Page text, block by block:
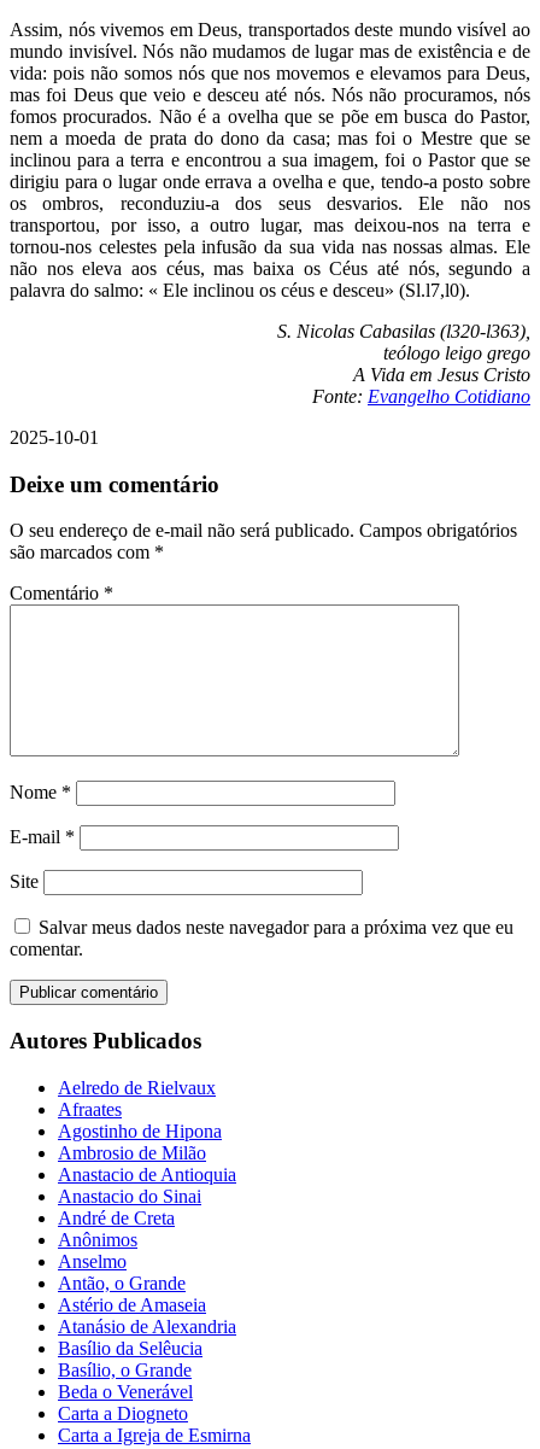
Assim, nós vivemos em Deus, transportados deste mundo visível ao
mundo invisível. Nós não mudamos de lugar mas de existência e de
vida: pois não somos nós que nos movemos e elevamos para Deus,
mas foi Deus que veio e desceu até nós. Nós não procuramos, nós
fomos procurados. Não é a ovelha que se põe em busca do Pastor,
nem a moeda de prata do dono da casa; mas foi o Mestre que se
inclinou para a terra e encontrou a sua imagem, foi o Pastor que se
dirigiu para o lugar onde errava a ovelha e que, tendo-a posto sobre
os ombros, reconduziu-a dos seus desvarios. Ele não nos
transportou, por isso, a outro lugar, mas deixou-nos na terra e
tornou-nos celestes pela infusão da sua vida nas nossas almas. Ele
não nos eleva aos céus, mas baixa os Céus até nós, segundo a
palavra do salmo: « Ele inclinou os céus e desceu» (Sl.l7,l0).
S. Nicolas Cabasilas (l320-l363),
teólogo leigo grego
A Vida em Jesus Cristo
Fonte: Evangelho Cotidiano
2025-10-01
Deixe um comentário
O seu endereço de e-mail não será publicado. Campos obrigatórios
são marcados com *
Comentário *
Nome *
E-mail *
Site
Salvar meus dados neste navegador para a próxima vez que eu
comentar.
Autores Publicados
Aelredo de Rielvaux
Afraates
Agostinho de Hipona
Ambrosio de Milão
Anastacio de Antioquia
Anastacio do Sinai
André de Creta
Anônimos
Anselmo
Antão, o Grande
Astério de Amaseia
Atanásio de Alexandria
Basílio da Selêucia
Basílio, o Grande
Beda o Venerável
Carta a Diogneto
Carta a Igreja de Esmirna